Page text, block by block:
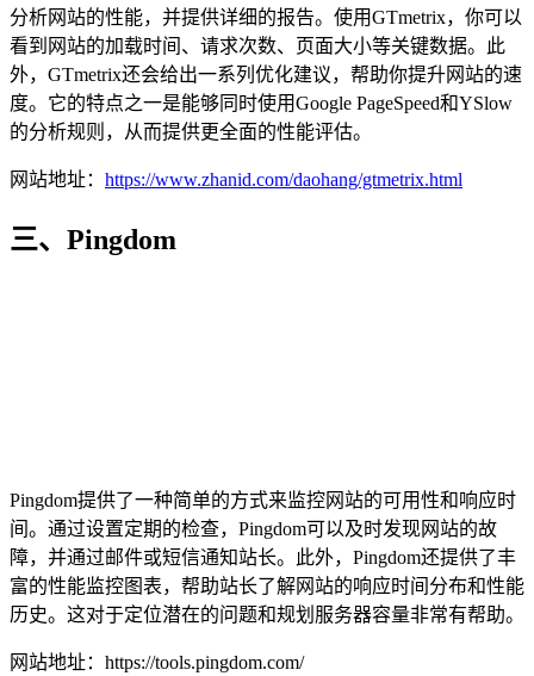
分析网站的性能，并提供详细的报告。使用GTmetrix，你可以
看到网站的加载时间、请求次数、页面大小等关键数据。此
外，GTmetrix还会给出一系列优化建议，帮助你提升网站的速
度。它的特点之一是能够同时使用Google PageSpeed和YSlow
的分析规则，从而提供更全面的性能评估。
网站地址： https://www.zhanid.com/daohang/gtmetrix.html
三、Pingdom
Pingdom提供了一种简单的方式来监控网站的可用性和响应时
间。通过设置定期的检查，Pingdom可以及时发现网站的故
障，并通过邮件或短信通知站长。此外，Pingdom还提供了丰
富的性能监控图表，帮助站长了解网站的响应时间分布和性能
历史。这对于定位潜在的问题和规划服务器容量非常有帮助。
网站地址：https://tools.pingdom.com/